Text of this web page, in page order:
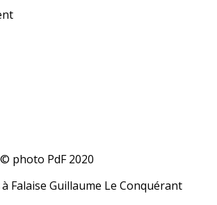
© photo PdF 2020
Falaise Guillaume Le Conquérant